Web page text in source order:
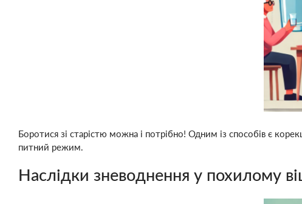
Боротися зі старістю можна і потрібно! Одним із способів є
питний режим.
Наслідки зневоднення у похилому